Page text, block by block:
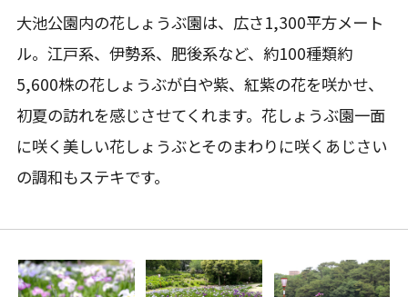
大池公園内の花しょうぶ園は、広さ1,300平方メート
ル。江戸系、伊勢系、肥後系など、約100種類約
5,600株の花しょうぶが白や紫、紅紫の花を咲かせ、
初夏の訪れを感じさせてくれます。花しょうぶ園一面
に咲く美しい花しょうぶとそのまわりに咲くあじさい
の調和もステキです。